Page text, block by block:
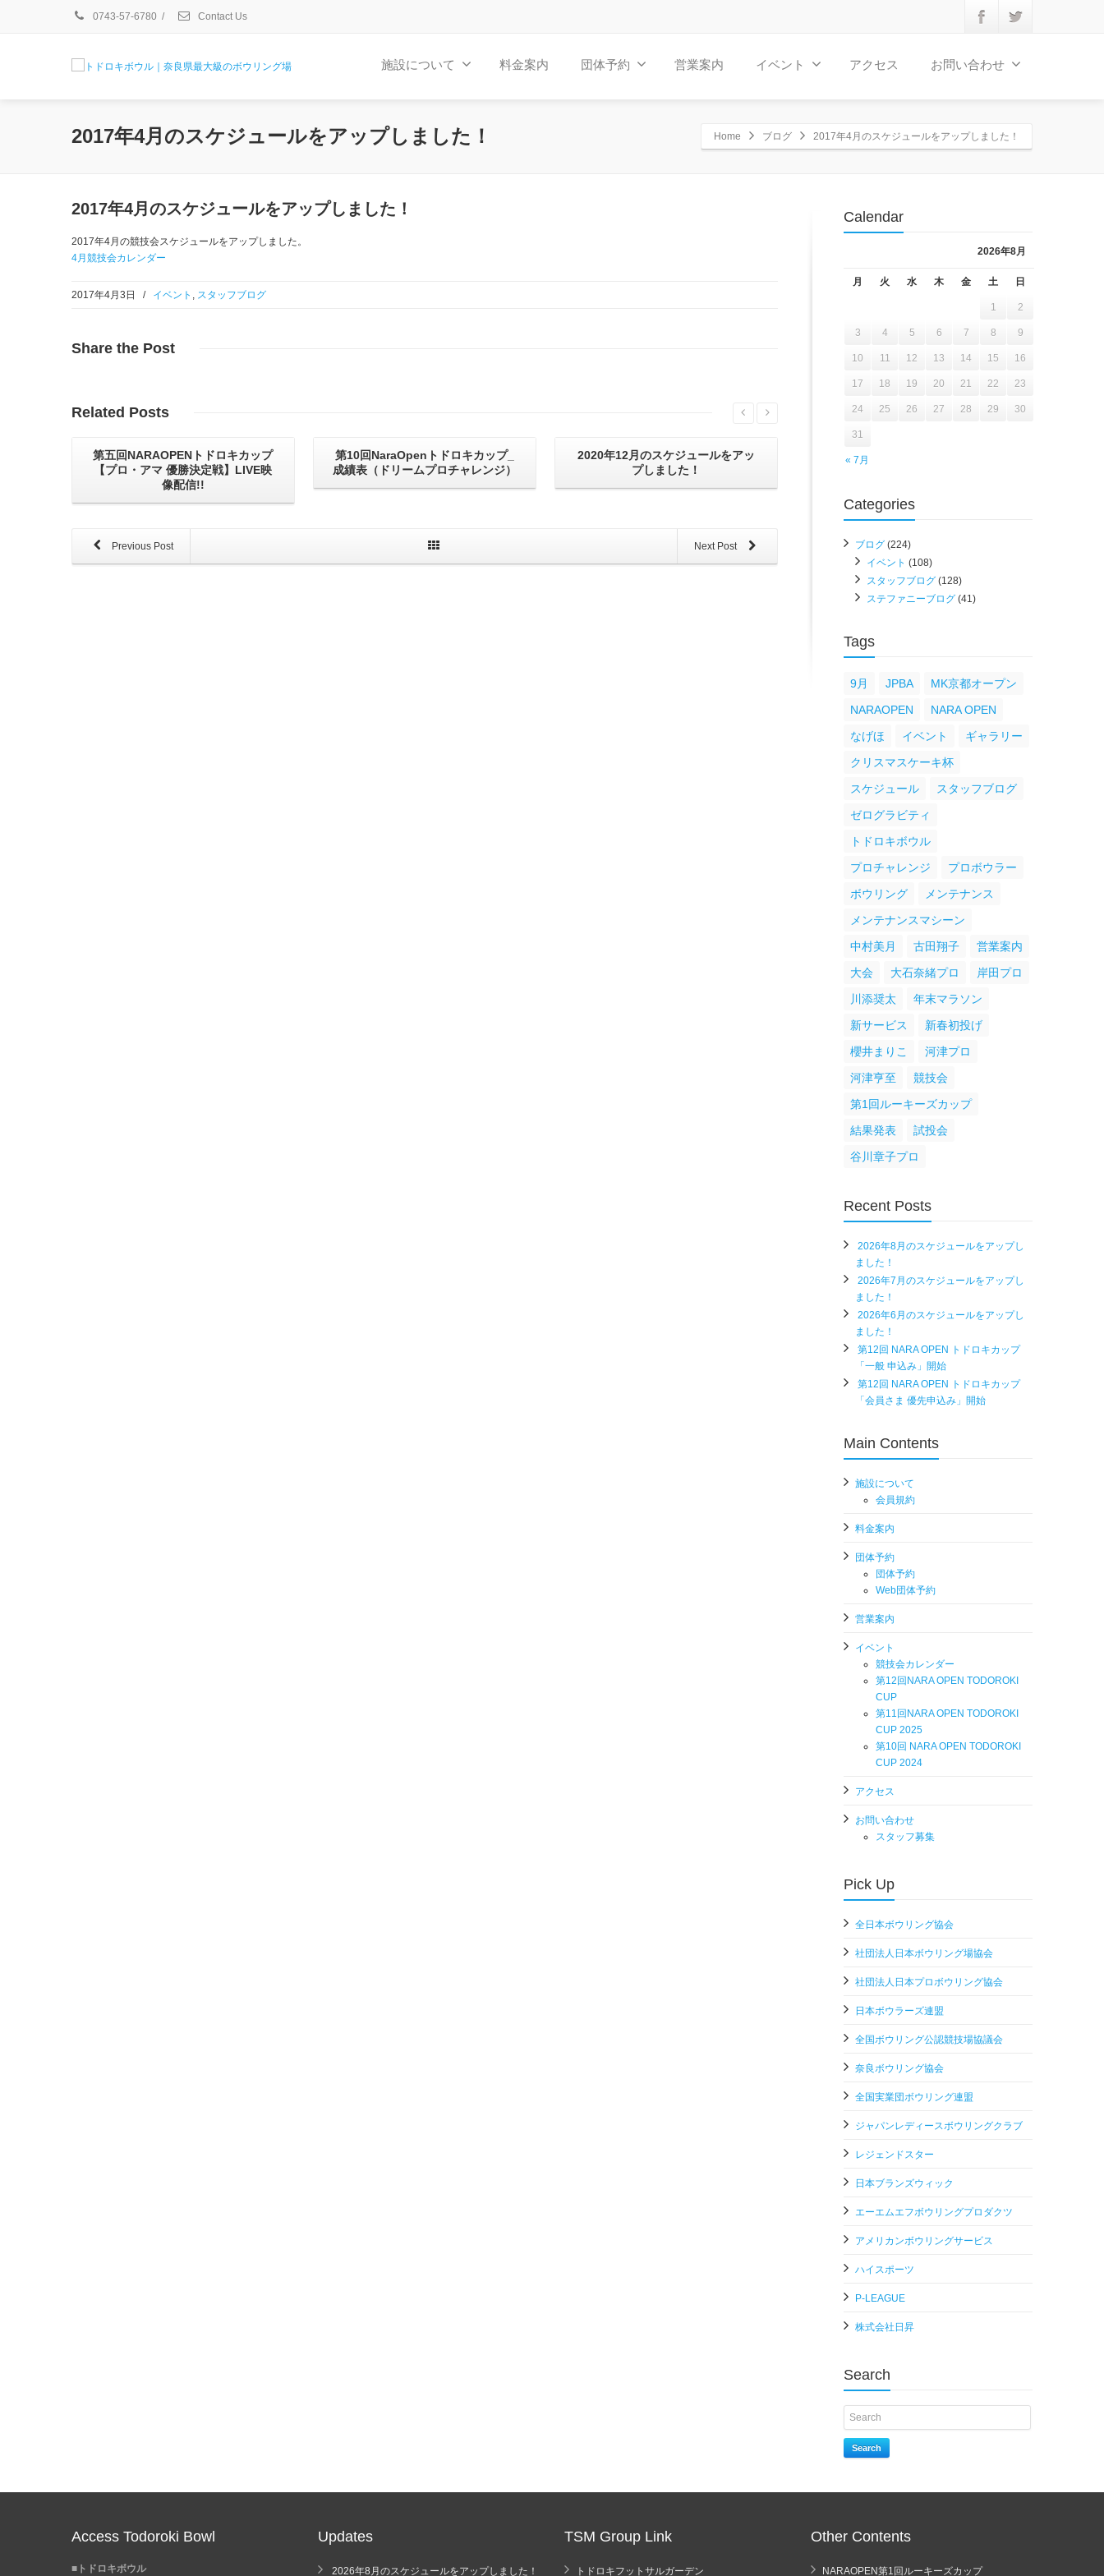
0743-57-6780 / Contact Us
施設について 料金案内 団体予約 営業案内 イベント アクセス お問い合わせ
2017年4月のスケジュールをアップしました！ Home ブログ 2017年4月のスケジュールをアップしました！
2017年4月のスケジュールをアップしました！
2017年4月の競技会スケジュールをアップしました。
4月競技会カレンダー
2017年4月3日 / イベント , スタッフブログ
Share the Post
Related Posts
第五回NARAOPENトドロキカップ
【プロ・アマ 優勝決定戦】LIVE映
像配信!!
第10回NaraOpenトドロキカップ_
成績表（ドリームプロチャレンジ）
2020年12月のスケジュールをアッ
プしました！
2025年6月のスケジュールをアップ
Next Post
Previous Post
Calendar
2026年8月
月 火 水 木 金 土 日
« 7月
1 2
3 4 5 6 7 8 9
10 11 12 13 14 15 16
17 18 19 20 21 22 23
24 25 26 27 28 29 30
31
Categories
ブログ (224)
イベント (108)
スタッフブログ (128)
ステファニーブログ (41)
Tags
9月 JPBA
MK京都オープン
NARAOPEN
NARA OPEN
なげほ
イベント
ギャラリー
クリスマスケーキ杯
スケジュール
スタッフブログ
ゼログラビティ
トドロキボウル
プロチャレンジ
プロボウラー
ボウリング
メンテナンス
メンテナンスマシーン
中村美月
古田翔子
営業案内
大会
大石奈緒プロ
岸田プロ
川添奨太
年末マラソン
新サービス
新春初投げ
櫻井まりこ
河津プロ
河津亨至
競技会
第1回ルーキーズカップ
結果発表
試投会
谷川章子プロ
Recent Posts
2026年8月のスケジュールをアップし
ました！
2026年7月のスケジュールをアップし
ました！
2026年6月のスケジュールをアップし
ました！
第12回 NARA OPEN トドロキカップ
「一般 申込み」開始
第12回 NARA OPEN トドロキカップ
「会員さま 優先申込み」開始
Main Contents
施設について
会員規約
料金案内
団体予約
団体予約
Web団体予約
営業案内
イベント
競技会カレンダー
第12回NARA OPEN TODOROKI
CUP
第11回NARA OPEN TODOROKI
CUP 2025
第10回 NARA OPEN TODOROKI
CUP 2024
アクセス
お問い合わせ
スタッフ募集
Pick Up
全日本ボウリング協会
社団法人日本ボウリング場協会
社団法人日本プロボウリング協会
日本ボウラーズ連盟
全国ボウリング公認競技場協議会
奈良ボウリング協会
全国実業団ボウリング連盟
ジャパンレディースボウリングクラブ
レジェンドスター
日本ブランズウィック
エーエムエフボウリングプロダクツ
アメリカンボウリングサービス
ハイスポーツ
P-LEAGUE
株式会社日昇
Search
Search
Access Todoroki Bowl
■トドロキボウル
Updates
2026年8月のスケジュールをアップしました！
TSM Group Link
トドロキフットサルガーデン
Other Contents
NARAOPEN第1回ルーキーズカップ